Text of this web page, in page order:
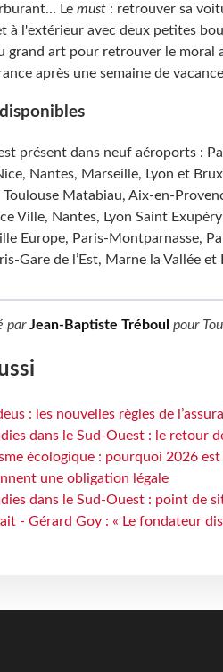
Le must: retrouver sa
à l'extérieur avec deux petites
grand art pour retrouver le moral
après une semaine de
présent dans neuf aéroports :
Nantes, Marseille, Lyon et
Toulouse Matabiau, Aix-en-
Ville, Nantes, Lyon Saint
Europe, Paris-Montparnasse,
Gare de l’Est, Marne la Vallée
parJean-Baptiste Tréboul pour
: les nouvelles règles de
dans le Sud-Ouest : le retour
écologique : pourquoi 2026
une obligation légale
dans le Sud-Ouest : point de
- Gérard Goy : « Le fondateur